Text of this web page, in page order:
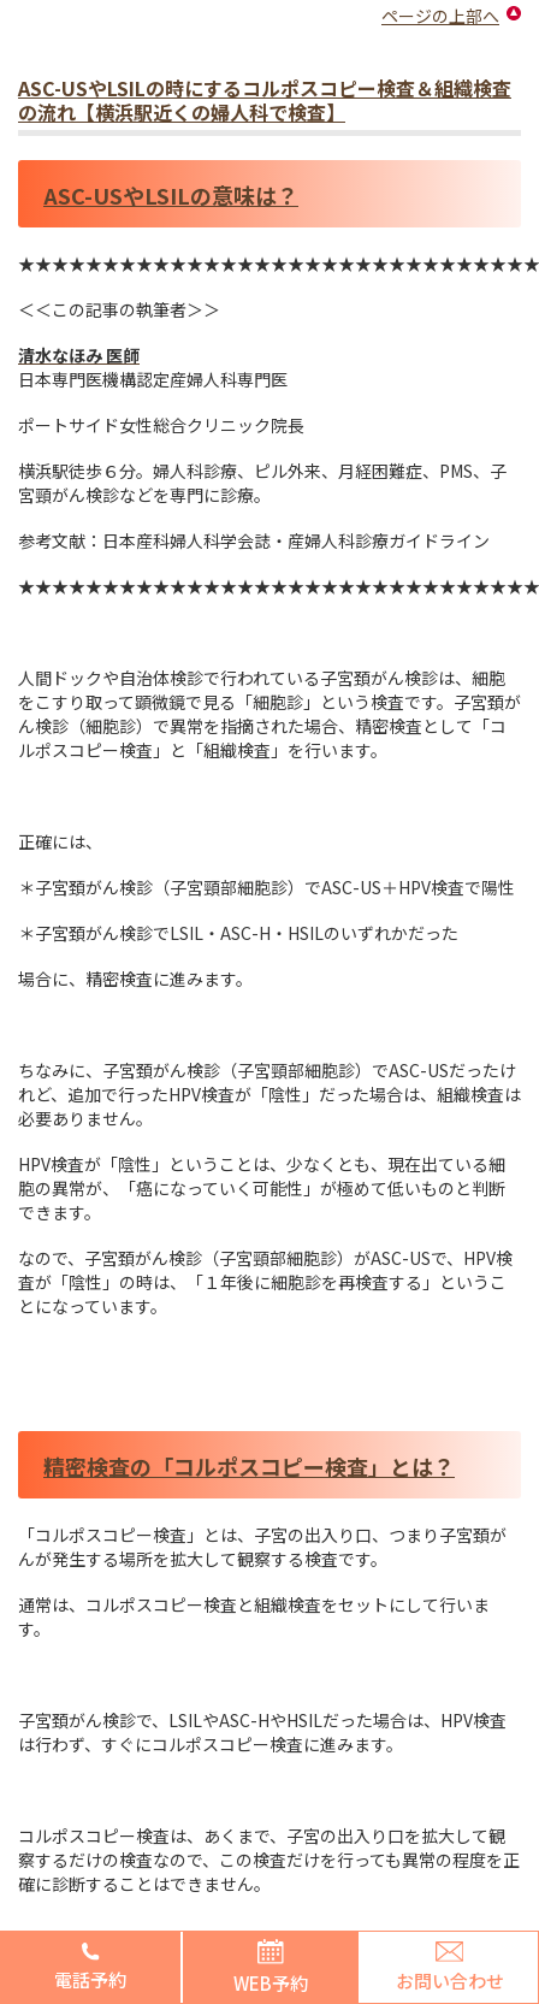
ページの上部へ
ASC-USやLSILの時にするコルポスコピー検査＆組織検査
の流れ【横浜駅近くの婦人科で検査】
ASC-USやLSILの意味は？
＜＜この記事の執筆者＞＞
清水なほみ 医師
日本専門医機構認定産婦人科専門医
ポートサイド女性総合クリニック院長
横浜駅徒歩６分。婦人科診療、ピル外来、月経困難症、PMS、子
宮頸がん検診などを専門に診療。
参考文献：日本産科婦人科学会誌・産婦人科診療ガイドライン
人間ドックや自治体検診で行われている子宮頚がん検診は、細胞
をこすり取って顕微鏡で見る「細胞診」という検査です。子宮頚が
ん検診（細胞診）で異常を指摘された場合、精密検査として「コ
ルポスコピー検査」と「組織検査」を行います。
正確には、
＊子宮頚がん検診（子宮頸部細胞診）でASC-US＋HPV検査で陽性
＊子宮頚がん検診でLSIL・ASC-H・HSILのいずれかだった
場合に、精密検査に進みます。
ちなみに、子宮頚がん検診（子宮頸部細胞診）でASC-USだったけ
れど、追加で行ったHPV検査が「陰性」だった場合は、組織検査は
必要ありません。
HPV検査が「陰性」ということは、少なくとも、現在出ている細
胞の異常が、「癌になっていく可能性」が極めて低いものと判断
できます。
なので、子宮頚がん検診（子宮頸部細胞診）がASC-USで、HPV検
査が「陰性」の時は、「１年後に細胞診を再検査する」というこ
とになっています。
精密検査の「コルポスコピー検査」とは？
「コルポスコピー検査」とは、子宮の出入り口、つまり子宮頚が
んが発生する場所を拡大して観察する検査です。
通常は、コルポスコピー検査と組織検査をセットにして行いま
す。
子宮頚がん検診で、LSILやASC-HやHSILだった場合は、HPV検査
は行わず、すぐにコルポスコピー検査に進みます。
コルポスコピー検査は、あくまで、子宮の出入り口を拡大して観
察するだけの検査なので、この検査だけを行っても異常の程度を正
確に診断することはできません。
電話予約 WEB予約 お問い合わせ